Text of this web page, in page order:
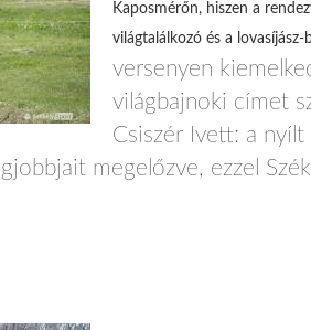
Kaposmérőn, hiszen a
világtalálkozó és a
versenyen
világbajnoki címet
Csiszér Ivett: a nyílt
megelőzve, ezzel